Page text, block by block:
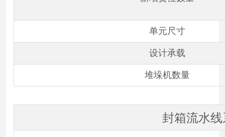
单元尺寸
设计承载
堆垛机数量
封箱流水